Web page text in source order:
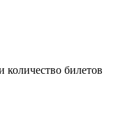
билетов